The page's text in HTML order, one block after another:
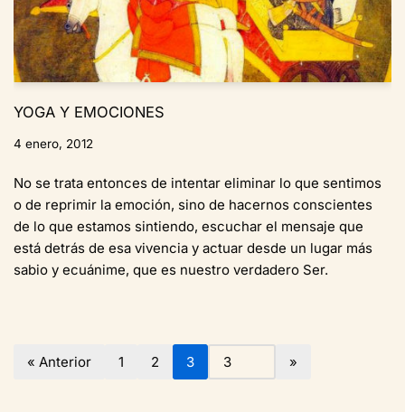
YOGA Y EMOCIONES
4 enero, 2012
No se trata entonces de intentar eliminar lo que sentimos
o de reprimir la emoción, sino de hacernos conscientes
de lo que estamos sintiendo, escuchar el mensaje que
está detrás de esa vivencia y actuar desde un lugar más
sabio y ecuánime, que es nuestro verdadero Ser.
« Anterior 1 2 3